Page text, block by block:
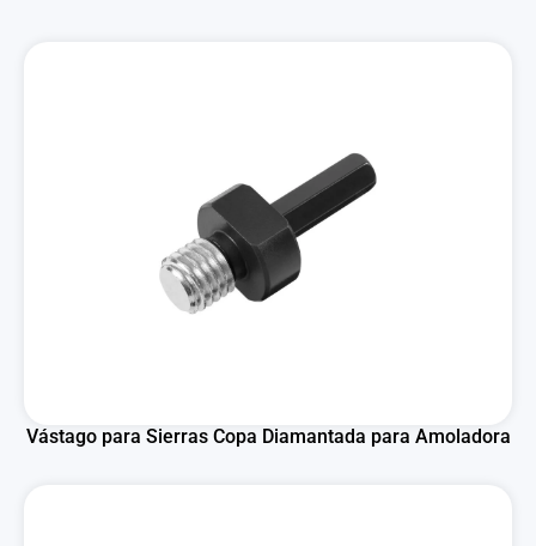
Vástago para Sierras Copa Diamantada para Amoladora